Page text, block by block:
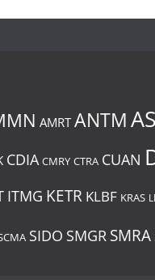
AMRT ANTM
CDIA CMRY CTRA CUAN
ITMG KETR KLBF KRAS
SIDO SMGR SMRA